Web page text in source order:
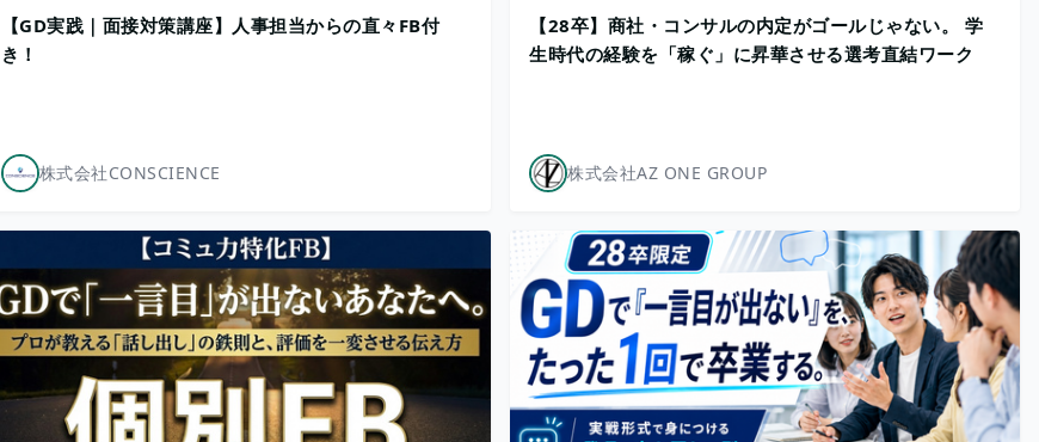
【GD実践｜面接対策講座】人事担当からの直々FB付
き！
株式会社CONSCIENCE
【28卒】商社・コンサルの内定がゴールじゃない。 学
生時代の経験を「稼ぐ」に昇華させる選考直結ワーク
株式会社AZ ONE GROUP